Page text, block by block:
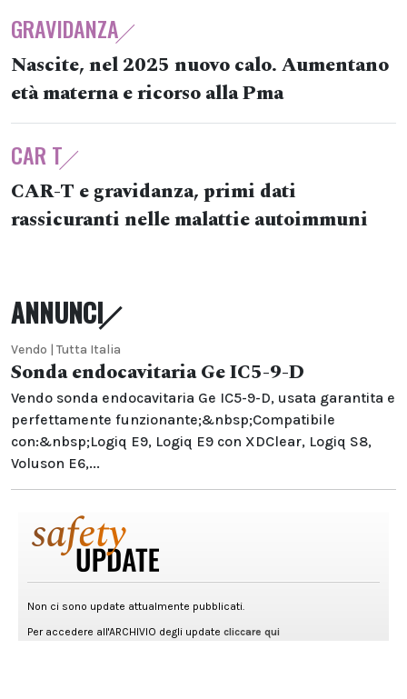
GRAVIDANZA
Nascite, nel 2025 nuovo calo. Aumentano
età materna e ricorso alla Pma
CAR T
CAR-T e gravidanza, primi dati
rassicuranti nelle malattie autoimmuni
ANNUNCI
Vendo | Tutta Italia
Sonda endocavitaria Ge IC5-9-D
Vendo sonda endocavitaria Ge IC5-9-D, usata garantita e
perfettamente funzionante;&nbsp;Compatibile
con:&nbsp;Logiq E9, Logiq E9 con XDClear, Logiq S8,
Voluson E6,...